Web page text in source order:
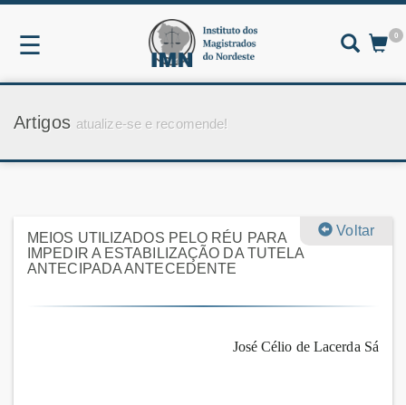
☰ 0
Artigos atualize-se e recomende!
Voltar
MEIOS UTILIZADOS PELO RÉU PARA
IMPEDIR A ESTABILIZAÇÃO DA TUTELA
ANTECIPADA ANTECEDENTE
José Célio de Lacerda Sá